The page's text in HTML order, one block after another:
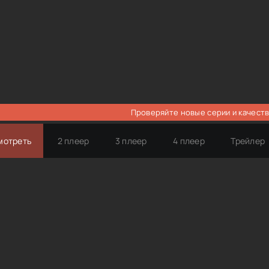
Проверяйте новые серии и
2 плеер 3 плеер 4 плеер Трейлер